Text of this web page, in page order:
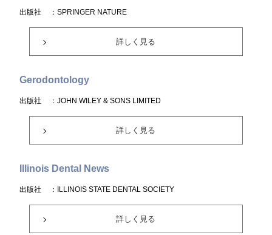
出版社 ：SPRINGER NATURE
詳しく見る
Gerodontology
出版社 ：JOHN WILEY & SONS LIMITED
詳しく見る
Illinois Dental News
出版社 ：ILLINOIS STATE DENTAL SOCIETY
詳しく見る